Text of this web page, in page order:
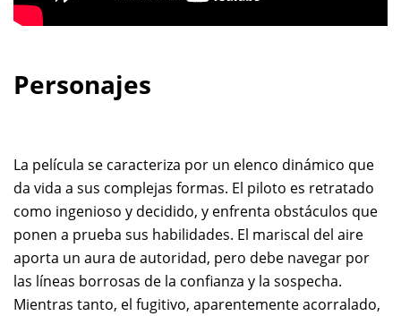
Personajes
La película se caracteriza por un elenco dinámico que
da vida a sus complejas formas. El piloto es retratado
como ingenioso y decidido, y enfrenta obstáculos que
ponen a prueba sus habilidades. El mariscal del aire
aporta un aura de autoridad, pero debe navegar por
las líneas borrosas de la confianza y la sospecha.
Mientras tanto, el fugitivo, aparentemente acorralado,